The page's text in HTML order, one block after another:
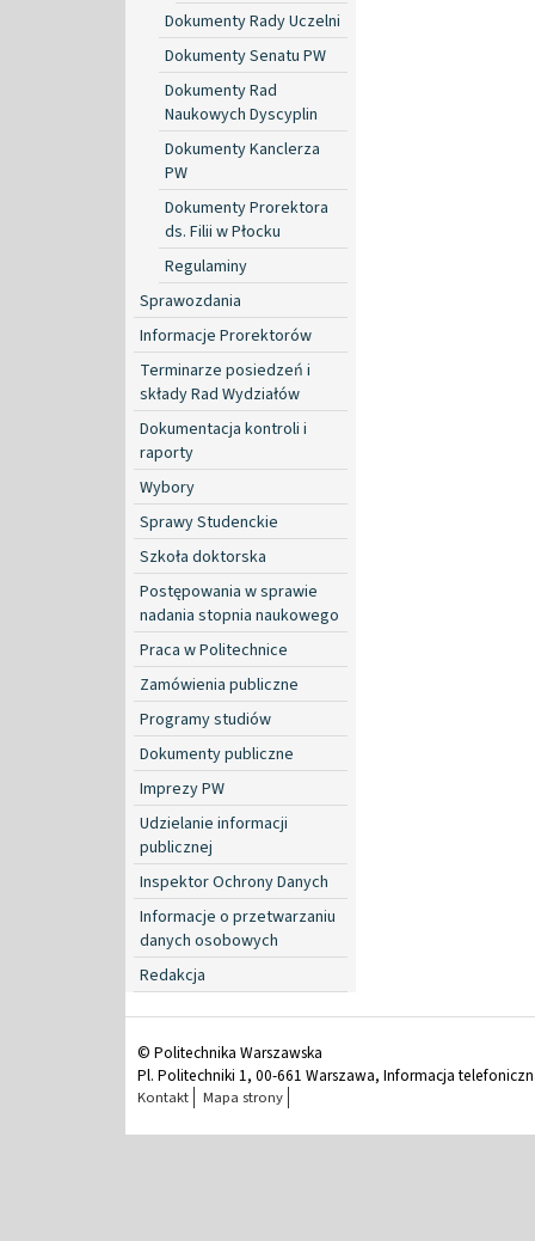
Dokumenty Rady Uczelni
Dokumenty Senatu PW
Dokumenty Rad
Naukowych Dyscyplin
Dokumenty Kanclerza
PW
Dokumenty Prorektora
ds. Filii w Płocku
Regulaminy
Sprawozdania
Informacje Prorektorów
Terminarze posiedzeń i
składy Rad Wydziałów
Dokumentacja kontroli i
raporty
Wybory
Sprawy Studenckie
Szkoła doktorska
Postępowania w sprawie
nadania stopnia naukowego
Praca w Politechnice
Zamówienia publiczne
Programy studiów
Dokumenty publiczne
Imprezy PW
Udzielanie informacji
publicznej
Inspektor Ochrony Danych
Informacje o przetwarzaniu
danych osobowych
Redakcja
© Politechnika Warszawska
Pl. Politechniki 1, 00-661 Warszawa, Informacja
Kontakt Mapa strony